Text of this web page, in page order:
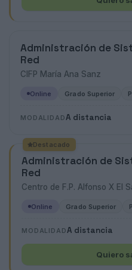
Administración de
Red
CIFP María Ana Sanz
Online Grado Superior
MODALIDADA distancia
Destacado
Administración de
Red
Centro de F.P. Alfonso X El
Online Grado Superior
MODALIDADA distancia
Quiero